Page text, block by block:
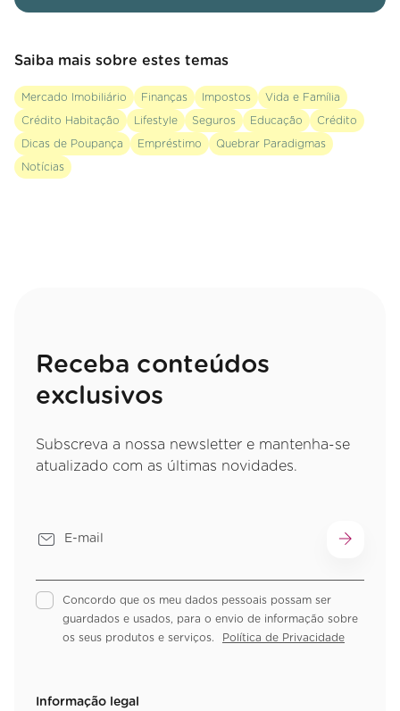
Saiba mais sobre estes temas
Mercado Imobiliário Finanças Impostos Vida e Família
Crédito Habitação Lifestyle Seguros Educação Crédito
Dicas de Poupança Empréstimo Quebrar Paradigmas
Notícias
Receba conteúdos
exclusivos
Subscreva a nossa newsletter e mantenha-se
atualizado com as últimas novidades.
Concordo que os meu dados pessoais possam ser
guardados e usados, para o envio de informação sobre
os seus produtos e serviços.
Política de Privacidade
Informação legal